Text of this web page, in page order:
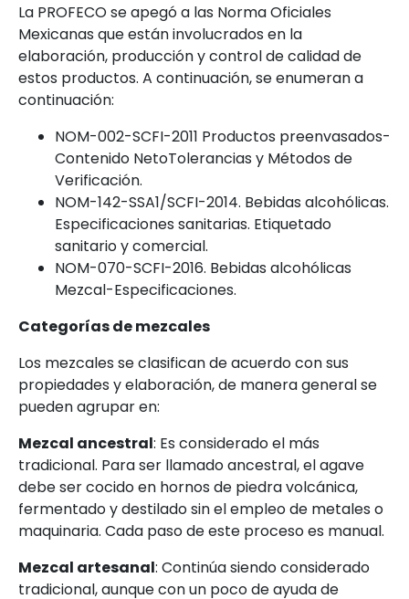
La PROFECO se apegó a las Norma Oficiales
Mexicanas que están involucrados en la
elaboración, producción y control de calidad de
estos productos. A continuación, se enumeran a
continuación:
NOM-002-SCFI-2011 Productos preenvasados-
Contenido NetoTolerancias y Métodos de
Verificación.
NOM-142-SSA1/SCFI-2014. Bebidas alcohólicas.
Especificaciones sanitarias. Etiquetado
sanitario y comercial.
NOM-070-SCFI-2016. Bebidas alcohólicas
Mezcal-Especificaciones.
Categorías de mezcales
Los mezcales se clasifican de acuerdo con sus
propiedades y elaboración, de manera general se
pueden agrupar en:
Mezcal ancestral: Es considerado el más
tradicional. Para ser llamado ancestral, el agave
debe ser cocido en hornos de piedra volcánica,
fermentado y destilado sin el empleo de metales o
maquinaria. Cada paso de este proceso es manual.
Mezcal artesanal: Continúa siendo considerado
tradicional, aunque con un poco de ayuda de